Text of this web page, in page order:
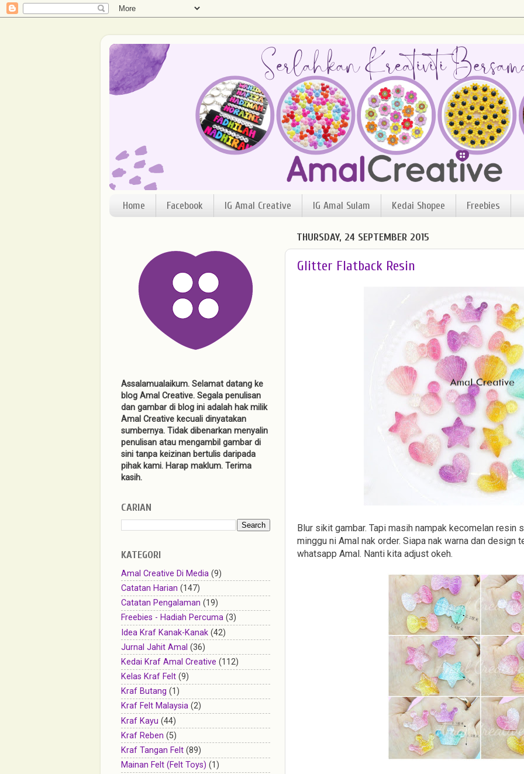
Home Facebook IG Amal Creative IG Amal Sulam Kedai Shopee Freebies
THURSDAY, 24 SEPTEMBER 2015
Glitter Flatback Resin
Blur sikit gambar. Tapi masih nampak kecomelan resin
minggu ni Amal nak order. Siapa nak warna dan design
whatsapp Amal. Nanti kita adjust okeh.
Assalamualaikum. Selamat datang ke
blog Amal Creative. Segala penulisan
dan gambar di blog ini adalah hak milik
Amal Creative kecuali dinyatakan
sumbernya. Tidak dibenarkan menyalin
penulisan atau mengambil gambar di
sini tanpa keizinan bertulis daripada
pihak kami. Harap maklum. Terima
kasih.
CARIAN
KATEGORI
Amal Creative Di Media (9)
Catatan Harian (147)
Catatan Pengalaman (19)
Freebies - Hadiah Percuma (3)
Idea Kraf Kanak-Kanak (42)
Jurnal Jahit Amal (36)
Kedai Kraf Amal Creative (112)
Kelas Kraf Felt (9)
Kraf Butang (1)
Kraf Felt Malaysia (2)
Kraf Kayu (44)
Kraf Reben (5)
Kraf Tangan Felt (89)
Mainan Felt (Felt Toys) (1)